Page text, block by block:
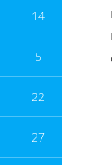
14
5
22
27